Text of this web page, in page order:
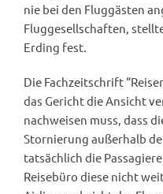
nie bei den Fluggästen
Fluggesellschaften,
Erding fest.
Die Fachzeitschrift
das Gericht die Ansicht
nachweisen muss, dass
Stornierung außerhalb
tatsächlich die
Reisebüro diese nicht